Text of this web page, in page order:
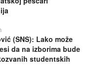
(SNS): Lako može
da na izborima bude
studentskih